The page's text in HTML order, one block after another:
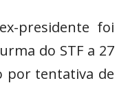
presidente foi
do STF a 27
por tentativa de